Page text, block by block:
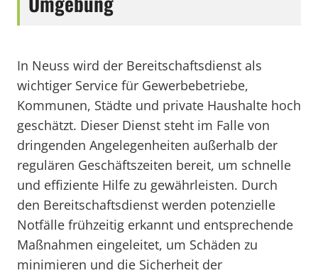
In Neuss wird der Bereitschaftsdienst als
wichtiger Service für Gewerbebetriebe,
Kommunen, Städte und private Haushalte hoch
geschätzt. Dieser Dienst steht im Falle von
dringenden Angelegenheiten außerhalb der
regulären Geschäftszeiten bereit, um schnelle
und effiziente Hilfe zu gewährleisten. Durch
den Bereitschaftsdienst werden potenzielle
Notfälle frühzeitig erkannt und entsprechende
Maßnahmen eingeleitet, um Schäden zu
minimieren und die Sicherheit der